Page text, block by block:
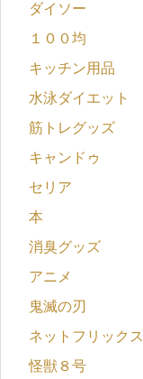
ダイソー
１００均
キッチン用品
水泳ダイエット
筋トレグッズ
キャンドゥ
セリア
本
消臭グッズ
アニメ
鬼滅の刃
ネットフリックス
怪獣８号